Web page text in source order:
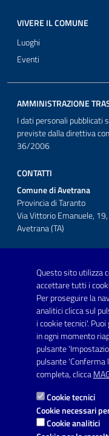
Questo sito utilizza
accettare tutti i
Per proseguire la
analitici clicca sul
i cookie tecnici'.
in ogni momento
pulsante
pulsante 'Conferma
completa, clicca
Cookie tecnici
Cookie necessari
Cookie analitici
VIVERE IL COMUNE
Luoghi
Eventi
AMMINISTRAZIONE
I dati personali pubblicati
previste dalla direttiva
36/2006
CONTATTI
Comune di Avetrana
Provincia di Taranto
Via Vittorio Emanuele,
Avetrana (TA)
Telefono: 0999707766
Fax: 0999704336
Posta Elettronica
Link utili
Informativa privacy
Dichiarazione di
Note legali